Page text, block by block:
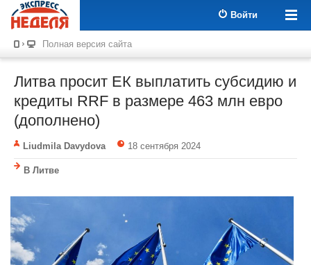
Войти
Полная версия сайта
Литва просит ЕК выплатить субсидию и
кредиты RRF в размере 463 млн евро
(дополнено)
Liudmila Davydova 18 сентября 2024
В Литве